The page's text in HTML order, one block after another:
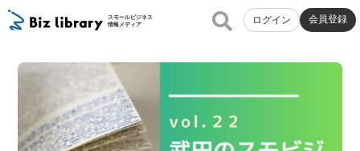
スモールビジネス
情報メディア
ログイン 会員登録